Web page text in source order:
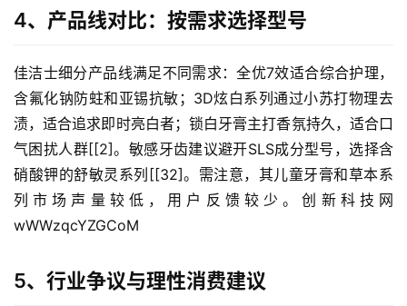
首
页
自
媒
体
O
4、产品线对比：按需求选择型号
佳洁士细分产品线满足不同需求：全优7效适合综合护理，
含氟化钠防蛀和亚锡抗敏；3D炫白系列通过小苏打物理去
渍，适合追求即时亮白者；锁白牙膏主打香氛持久，适合口
气困扰人群[[2]。敏感牙齿建议避开SLS成分型号，选择含
硝酸钾的舒敏灵系列[[32]。需注意，其儿童牙膏和草本系
列市场声量较低，用户反馈较少。创新科技网
wWWzqcYZGCoM
5、行业争议与理性消费建议